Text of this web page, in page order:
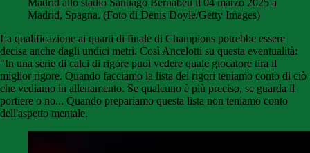
Madrid allo stadio Santiago Bernabeu il 04 marzo 2025 a
Madrid, Spagna. (Foto di Denis Doyle/Getty Images)
La qualificazione ai quarti di finale di Champions potrebbe essere
decisa anche dagli undici metri. Così Ancelotti su questa eventualità:
"In una serie di calci di rigore puoi vedere quale giocatore tira il
miglior rigore. Quando facciamo la lista dei rigori teniamo conto di ciò
che vediamo in allenamento. Se qualcuno è più preciso, se guarda il
portiere o no... Quando prepariamo questa lista non teniamo conto
dell'aspetto mentale.